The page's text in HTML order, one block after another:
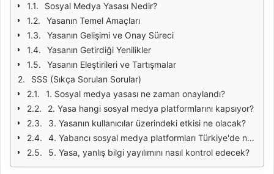
Sosyal Medya Yasası Nedir?
Yasanın Temel Amaçları
Yasanın Gelişimi ve Onay Süreci
Yasanın Getirdiği Yenilikler
Yasanın Eleştirileri ve Tartışmalar
SSS (Sıkça Sorulan Sorular)
1. Sosyal medya yasası ne zaman onaylandı?
2. Yasa hangi sosyal medya platformlarını kapsıyor?
3. Yasanın kullanıcılar üzerindeki etkisi ne olacak?
4. Yabancı sosyal medya platformları Türkiye'de nasıl faaliyet gösterecek?
5. Yasa, yanlış bilgi yayılımını nasıl kontrol edecek?